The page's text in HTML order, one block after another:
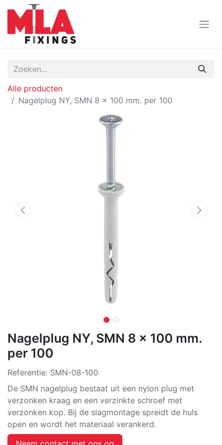
Alle producten
Nagelplug NY, SMN 8 x 100 mm. per 100
Nagelplug NY, SMN 8 x 100 mm.
per 100
Referentie: SMN-08-100
De SMN nagelplug bestaat uit een nylon plug met
verzonken kraag en een verzinkte schroef met
verzonken kop. Bij de slagmontage spreidt de huls
open en wordt het materiaal verankerd.